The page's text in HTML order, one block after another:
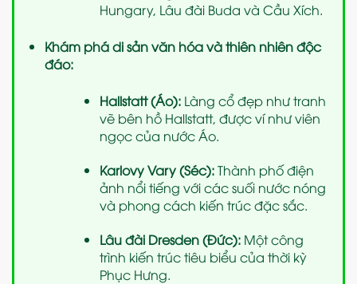
Hungary, Lâu đài Buda và Cầu Xích.
Khám phá di sản văn hóa và thiên nhiên độc
đáo:
Hallstatt (Áo):Làng cổ đẹp như tranh
vẽ bên hồ Hallstatt, được ví như viên
ngọc của nước Áo.
Karlovy Vary (Séc):Thành phố điện
ảnh nổi tiếng với các suối nước nóng
và phong cách kiến trúc đặc sắc.
Lâu đài Dresden (Đức):Một công
trình kiến trúc tiêu biểu của thời kỳ
Phục Hưng.